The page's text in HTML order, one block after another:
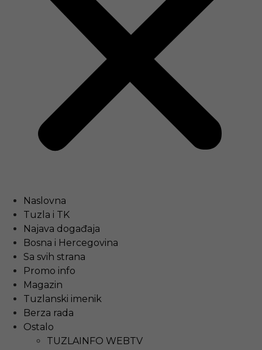
Naslovna
Tuzla i TK
Najava događaja
Bosna i Hercegovina
Sa svih strana
Promo info
Magazin
Tuzlanski imenik
Berza rada
Ostalo
TUZLAINFO WEBTV